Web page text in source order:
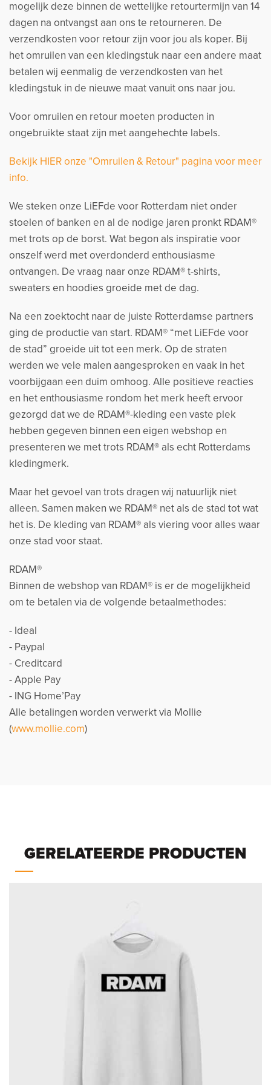
mogelijk deze binnen de wettelijke retourtermijn van 14
dagen na ontvangst aan ons te retourneren. De
verzendkosten voor retour zijn voor jou als koper. Bij
het omruilen van een kledingstuk naar een andere maat
betalen wij eenmalig de verzendkosten van het
kledingstuk in de nieuwe maat vanuit ons naar jou.
Voor omruilen en retour moeten producten in
ongebruikte staat zijn met aangehechte labels.
Bekijk HIER onze "Omruilen & Retour" pagina voor meer
info.
We steken onze LiEFde voor Rotterdam niet onder
stoelen of banken en al de nodige jaren pronkt RDAM®
met trots op de borst. Wat begon als inspiratie voor
onszelf werd met overdonderd enthousiasme
ontvangen. De vraag naar onze RDAM® t-shirts,
sweaters en hoodies groeide met de dag.
Na een zoektocht naar de juiste Rotterdamse partners
ging de productie van start. RDAM® “met LiEFde voor
de stad” groeide uit tot een merk. Op de straten
werden we vele malen aangesproken en vaak in het
voorbijgaan een duim omhoog. Alle positieve reacties
en het enthousiasme rondom het merk heeft ervoor
gezorgd dat we de RDAM®-kleding een vaste plek
hebben gegeven binnen een eigen webshop en
presenteren we met trots RDAM® als echt Rotterdams
kledingmerk.
Maar het gevoel van trots dragen wij natuurlijk niet
alleen. Samen maken we RDAM® net als de stad tot wat
het is. De kleding van RDAM® als viering voor alles waar
onze stad voor staat.
RDAM®
Binnen de webshop van RDAM® is er de mogelijkheid
om te betalen via de volgende betaalmethodes:
- Ideal
- Paypal
- Creditcard
- Apple Pay
- ING Home’Pay
Alle betalingen worden verwerkt via Mollie
(www.mollie.com)
GERELATEERDE PRODUCTEN